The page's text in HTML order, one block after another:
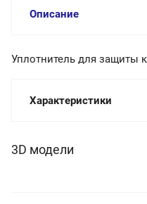
Описание
Уплотнитель для защиты
Характеристики
3D модели